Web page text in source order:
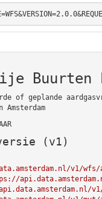
of geplande
(v1)
v1/wfs/